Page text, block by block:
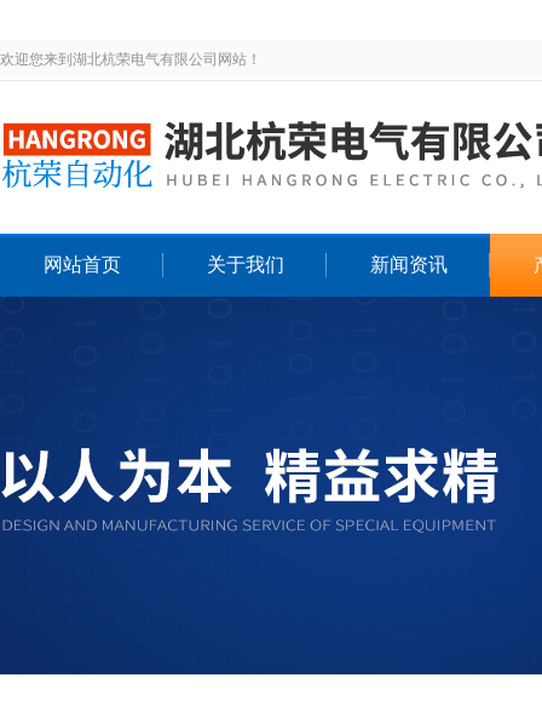
欢迎您来到湖北杭荣电气有限公司网站！
网站首页 关于我们 新闻资讯